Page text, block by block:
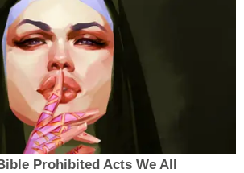
Prohibited Acts We All